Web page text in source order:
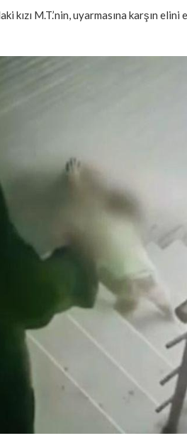
M.T.’nin, uyarmasına karşın elini